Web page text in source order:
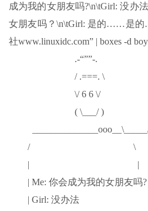
成为我的女朋友吗?\n\tGirl: 没办
女朋友吗？\n\tGirl: 是的……是
社www.linuxidc.com” | boxes -d boy
.-“””-.
/ .===. \
\/ 6 6 \/
( \___/ )
______________ooo__\_____/
/ \
| |
| Me: 你会成为我的女朋
| Girl: 没办法